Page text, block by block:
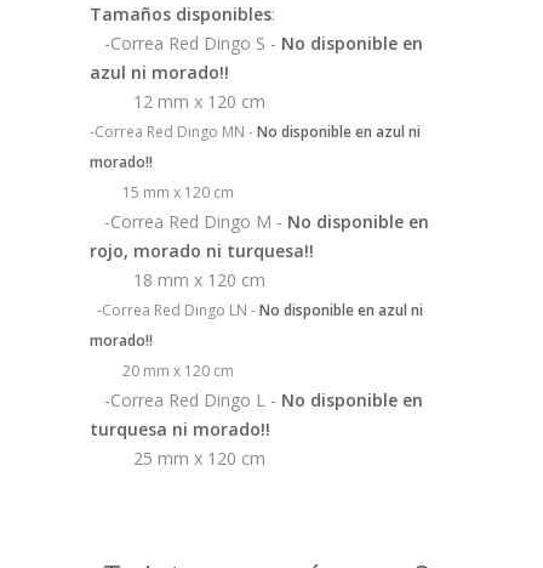
Tamaños disponibles:
-Correa Red Dingo S - No disponible en
azul ni morado!!
12 mm x 120 cm
-Correa Red Dingo MN -No disponible en azul ni
morado!!
15 mm x 120 cm
-Correa Red Dingo M - No disponible en
rojo, morado ni turquesa!!
18 mm x 120 cm
-Correa Red Dingo LN -No disponible en azul ni
morado!!
20 mm x 120 cm
-Correa Red Dingo L - No disponible en
turquesa ni morado!!
25 mm x 120 cm